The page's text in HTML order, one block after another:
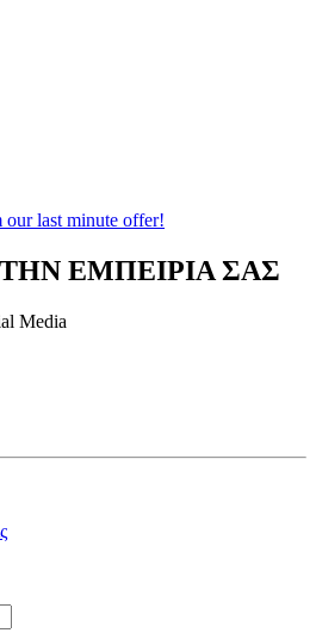
last minute offer!
ΕΜΠΕΙΡΙΑ ΣΑΣ
Media